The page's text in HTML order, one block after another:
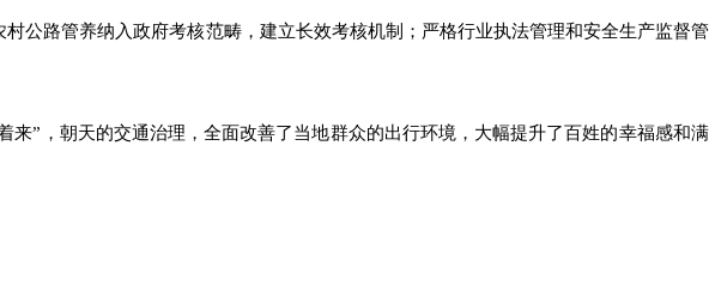
公路管养纳入政府考核范畴，建立长效考核机制；严格行业执法管理和安全生产监督
来”，朝天的交通治理，全面改善了当地群众的出行环境，大幅提升了百姓的幸福感和